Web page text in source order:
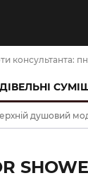
консультанта:
душовий